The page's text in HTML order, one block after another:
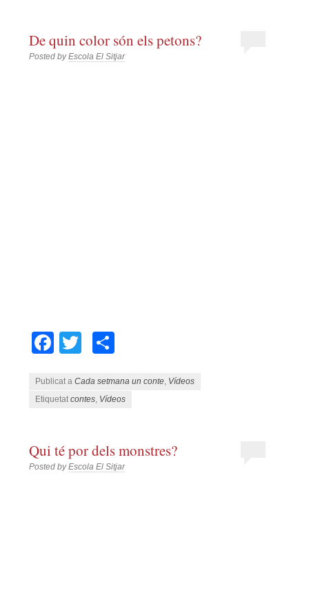
De quin color són els petons?
Posted byEscola El Sitjar
Facebook
Twitter
Publicat aCada setmana un conte, Vídeos
Etiquetatcontes, Vídeos
Qui té por dels monstres?
Posted byEscola El Sitjar